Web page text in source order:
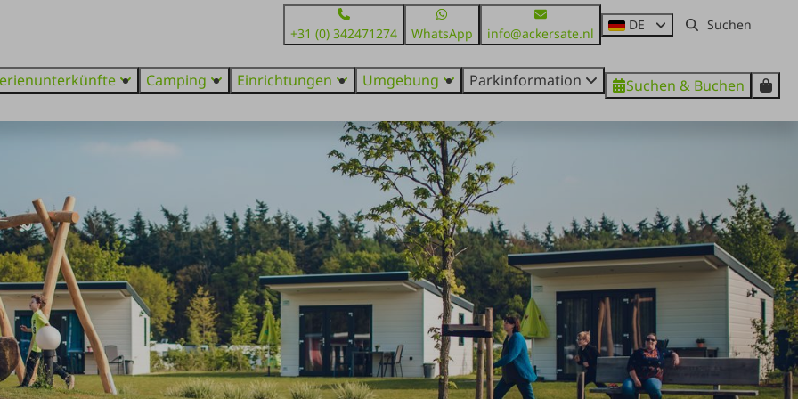
+31 (0) 342471274 WhatsApp info@ackersate.nl
DE
Camping Einrichtungen Umgebung Parkinformation Suchen & Buchen